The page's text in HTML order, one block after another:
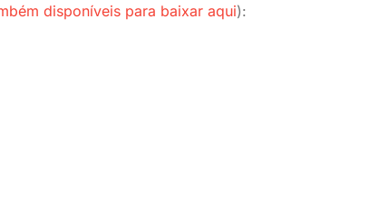
disponíveis para baixar aqui):